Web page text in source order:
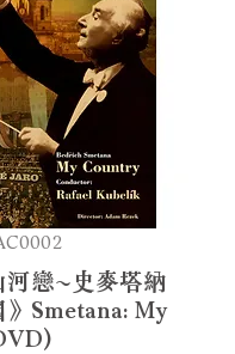
河戀~史麥塔納
》Smetana: My